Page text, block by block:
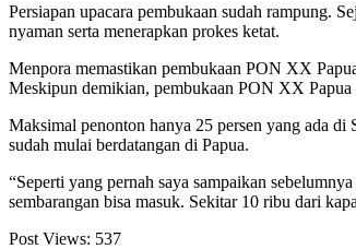
Persiapan upacara pembukaan sudah rampung.
nyaman serta menerapkan prokes ketat.
Menpora memastikan pembukaan PON XX
Meskipun demikian, pembukaan PON XX Papua
Maksimal penonton hanya 25 persen yang ada
sudah mulai berdatangan di Papua.
“Seperti yang pernah saya sampaikan
sembarangan bisa masuk. Sekitar 10 ribu dari
Post Views: 537